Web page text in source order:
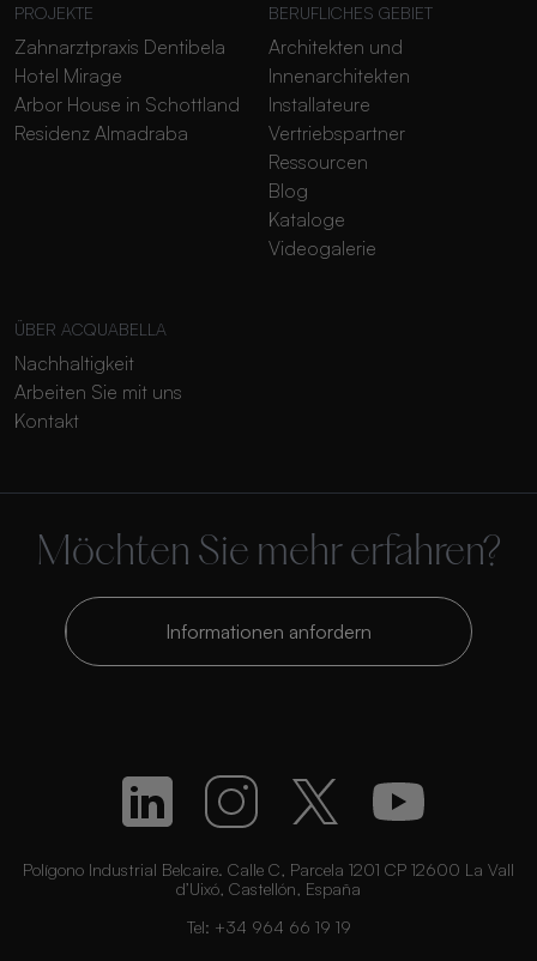
PROJEKTE
Zahnarztpraxis Dentibela
Hotel Mirage
Arbor House in Schottland
Residenz Almadraba
BERUFLICHES GEBIET
Architekten und
Innenarchitekten
Installateure
Vertriebspartner
Ressourcen
Blog
Kataloge
Videogalerie
ÜBER ACQUABELLA
Nachhaltigkeit
Arbeiten Sie mit uns
Kontakt
Möchten Sie mehr erfahren?
Informationen anfordern
Polígono Industrial Belcaire. Calle C, Parcela 1201 CP 12600 La Vall
d’Uixó, Castellón, España
Tel: +34 964 66 19 19